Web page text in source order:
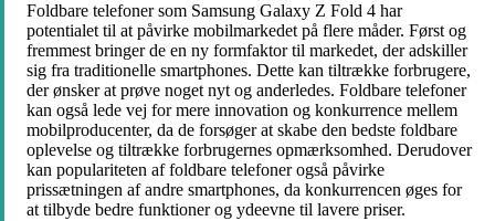
Foldbare telefoner som Samsung Galaxy Z Fold 4 har
potentialet til at påvirke mobilmarkedet på flere måder. Først og
fremmest bringer de en ny formfaktor til markedet, der adskiller
sig fra traditionelle smartphones. Dette kan tiltrække forbrugere,
der ønsker at prøve noget nyt og anderledes. Foldbare telefoner
kan også lede vej for mere innovation og konkurrence mellem
mobilproducenter, da de forsøger at skabe den bedste foldbare
oplevelse og tiltrække forbrugernes opmærksomhed. Derudover
kan populariteten af foldbare telefoner også påvirke
prissætningen af andre smartphones, da konkurrencen øges for
at tilbyde bedre funktioner og ydeevne til lavere priser.